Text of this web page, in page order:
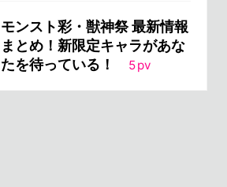
モンスト彩・獣神祭 最新情報
まとめ！新限定キャラがあな
たを待っている！
5pv